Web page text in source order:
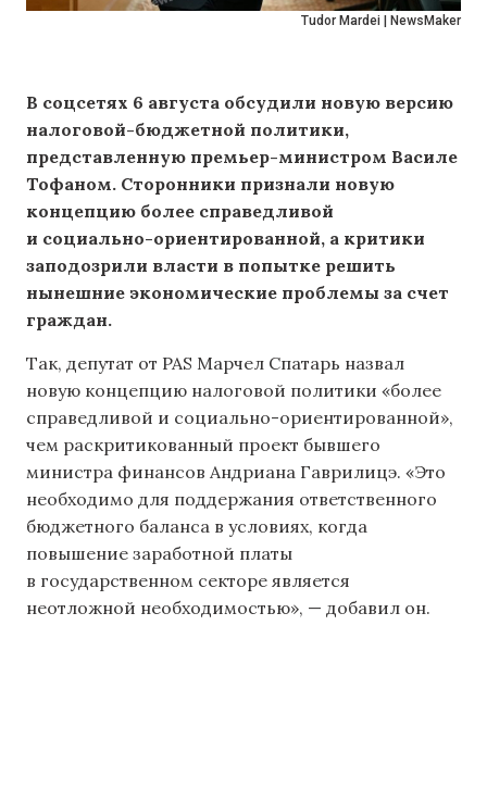
Tudor Mardei | NewsMaker
В соцсетях 6 августа обсудили новую версию
налоговой-бюджетной политики,
представленную премьер-министром Василе
Тофаном. Сторонники признали новую
концепцию более справедливой
и социально-ориентированной, а критики
заподозрили власти в попытке решить
нынешние экономические проблемы за счет
граждан.
Так, депутат от PAS Марчел Спатарь назвал
новую концепцию налоговой политики «более
справедливой и социально-ориентированной»,
чем раскритикованный проект бывшего
министра финансов Андриана Гаврилицэ. «Это
необходимо для поддержания ответственного
бюджетного баланса в условиях, когда
повышение заработной платы
в государственном секторе является
неотложной необходимостью», — добавил он.